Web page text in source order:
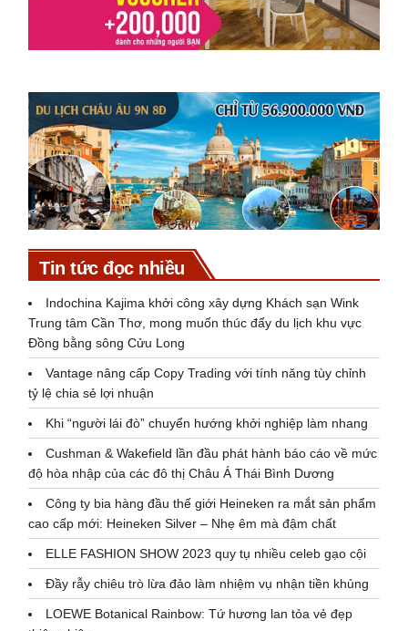
Tin tức đọc nhiều
Indochina Kajima khởi công xây dựng Khách sạn Wink
Trung tâm Cần Thơ, mong muốn thúc đẩy du lịch khu vực
Đồng bằng sông Cửu Long
Vantage nâng cấp Copy Trading với tính năng tùy chỉnh
tỷ lệ chia sẻ lợi nhuận
Khi “người lái đò” chuyển hướng khởi nghiệp làm nhang
Cushman & Wakefield lần đầu phát hành báo cáo về mức
độ hòa nhập của các đô thị Châu Á Thái Bình Dương
Công ty bia hàng đầu thế giới Heineken ra mắt sản phẩm
cao cấp mới: Heineken Silver – Nhẹ êm mà đậm chất
ELLE FASHION SHOW 2023 quy tụ nhiều celeb gạo cội
Đầy rẫy chiêu trò lừa đảo làm nhiệm vụ nhận tiền khủng
LOEWE Botanical Rainbow: Tứ hương lan tỏa vẻ đẹp